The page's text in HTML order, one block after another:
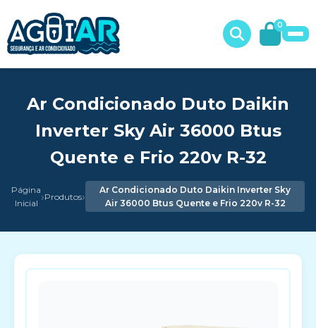
0
Ar Condicionado Duto Daikin
Inverter Sky Air 36000 Btus
Quente e Frio 220v R-32
Página
Inicial ›Produtos›
Ar Condicionado Duto Daikin Inverter Sky
Air 36000 Btus Quente e Frio 220v R-32